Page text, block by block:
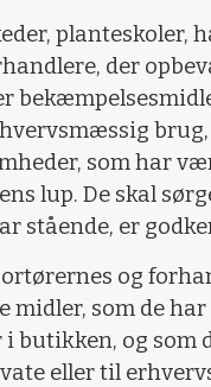
planteskoler,
der
som har
lup. De skal
stående, er
og
midler, som de
i butikken, og som
eller til